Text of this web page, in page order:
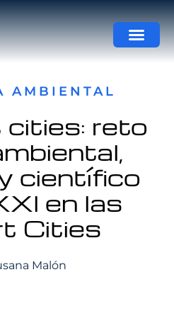
AMBIENTAL
reto
científico
en las
Cities
Malón